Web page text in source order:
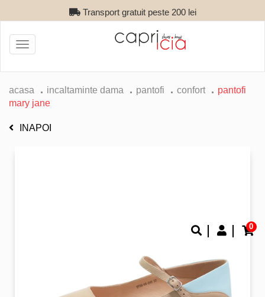
Transport gratuit peste 200 lei
0
Toggle
navigation
acasa incaltaminte dama pantofi confort
pantofi
mary jane
INAPOI